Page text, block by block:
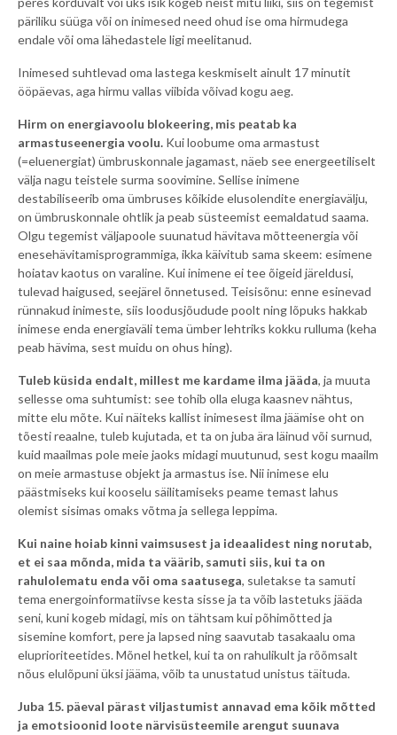
päriliku süüga või on inimesed need ohud ise oma hirmudega
endale või oma lähedastele ligi meelitanud.
Inimesed suhtlevad oma lastega keskmiselt ainult 17 minutit
ööpäevas, aga hirmu vallas viibida võivad kogu aeg.
Hirm on energiavoolu blokeering, mis peatab ka
armastuseenergia voolu. Kui loobume oma armastust
(=eluenergiat) ümbruskonnale jagamast, näeb see energeetiliselt
välja nagu teistele surma soovimine. Sellise inimene
destabiliseerib oma ümbruses kõikide elusolendite energiavälju,
on ümbruskonnale ohtlik ja peab süsteemist eemaldatud saama.
Olgu tegemist väljapoole suunatud hävitava mõtteenergia või
enesehävitamisprogrammiga, ikka käivitub sama skeem: esimene
hoiatav kaotus on varaline. Kui inimene ei tee õigeid järeldusi,
tulevad haigused, seejärel õnnetused. Teisisõnu: enne esinevad
rünnakud inimeste, siis loodusjõudude poolt ning lõpuks hakkab
inimese enda energiaväli tema ümber lehtriks kokku rulluma (keha
peab hävima, sest muidu on ohus hing).
Tuleb küsida endalt, millest me kardame ilma jääda, ja muuta
sellesse oma suhtumist: see tohib olla eluga kaasnev nähtus,
mitte elu mõte. Kui näiteks kallist inimesest ilma jäämise oht on
tõesti reaalne, tuleb kujutada, et ta on juba ära läinud või surnud,
kuid maailmas pole meie jaoks midagi muutunud, sest kogu maailm
on meie armastuse objekt ja armastus ise. Nii inimese elu
päästmiseks kui kooselu säilitamiseks peame temast lahus
olemist sisimas omaks võtma ja sellega leppima.
Kui naine hoiab kinni vaimsusest ja ideaalidest ning norutab,
et ei saa mõnda, mida ta väärib, samuti siis, kui ta on
rahulolematu enda või oma saatusega, suletakse ta samuti
tema energoinformatiivse kesta sisse ja ta võib lastetuks jääda
seni, kuni kogeb midagi, mis on tähtsam kui põhimõtted ja
sisemine komfort, pere ja lapsed ning saavutab tasakaalu oma
eluprioriteetides. Mõnel hetkel, kui ta on rahulikult ja rõõmsalt
nõus elulõpuni üksi jääma, võib ta unustatud unistus täituda.
Juba 15. päeval pärast viljastumist annavad ema kõik mõtted
ja emotsioonid loote närvisüsteemile arengut suunava